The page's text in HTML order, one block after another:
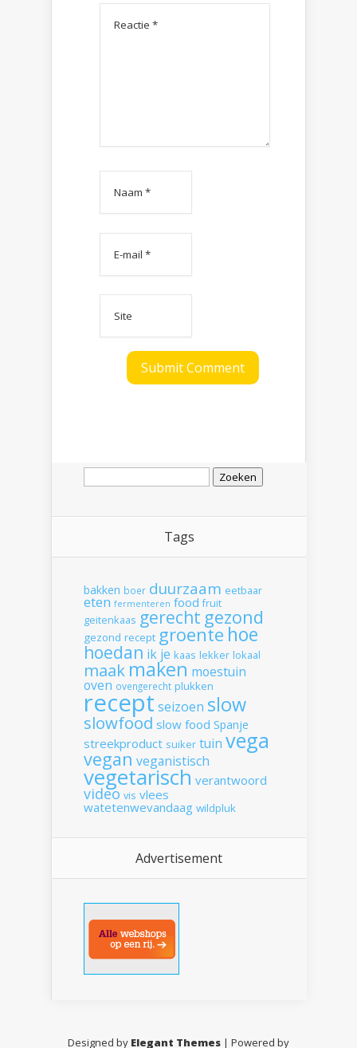
Zoeken
Tags
bakken boer duurzaam eetbaar
eten fermenteren food fruit
geitenkaas gerecht gezond
gezond recept groente hoe
hoedan ik je kaas lekker lokaal
maak maken moestuin
oven ovengerecht plukken
recept seizoen slow
slowfood slow food Spanje
streekproduct suiker tuin vega
vegan veganistisch
vegetarisch verantwoord
video vis vlees
watetenwevandaag wildpluk
Advertisement
Designed by Elegant Themes | Powered by